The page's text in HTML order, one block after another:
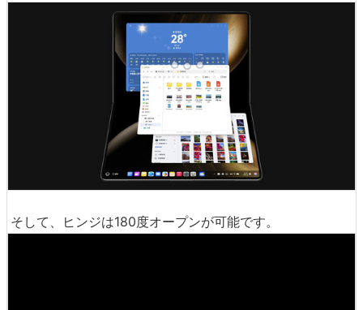
そして、ヒンジは180度オープンが可能です。